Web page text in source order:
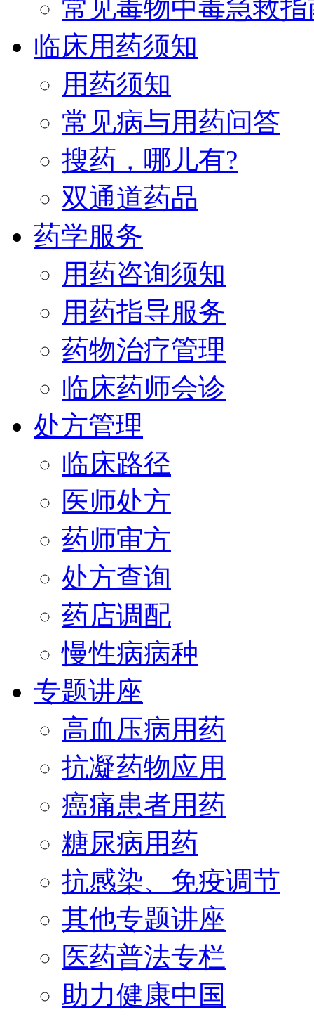
常见毒物中毒急救指
临床用药须知
用药须知
常见病与用药问答
搜药，哪儿有?
双通道药品
药学服务
用药咨询须知
用药指导服务
药物治疗管理
临床药师会诊
处方管理
临床路径
医师处方
药师审方
处方查询
药店调配
慢性病病种
专题讲座
高血压病用药
抗凝药物应用
癌痛患者用药
糖尿病用药
抗感染、免疫调节
其他专题讲座
医药普法专栏
助力健康中国